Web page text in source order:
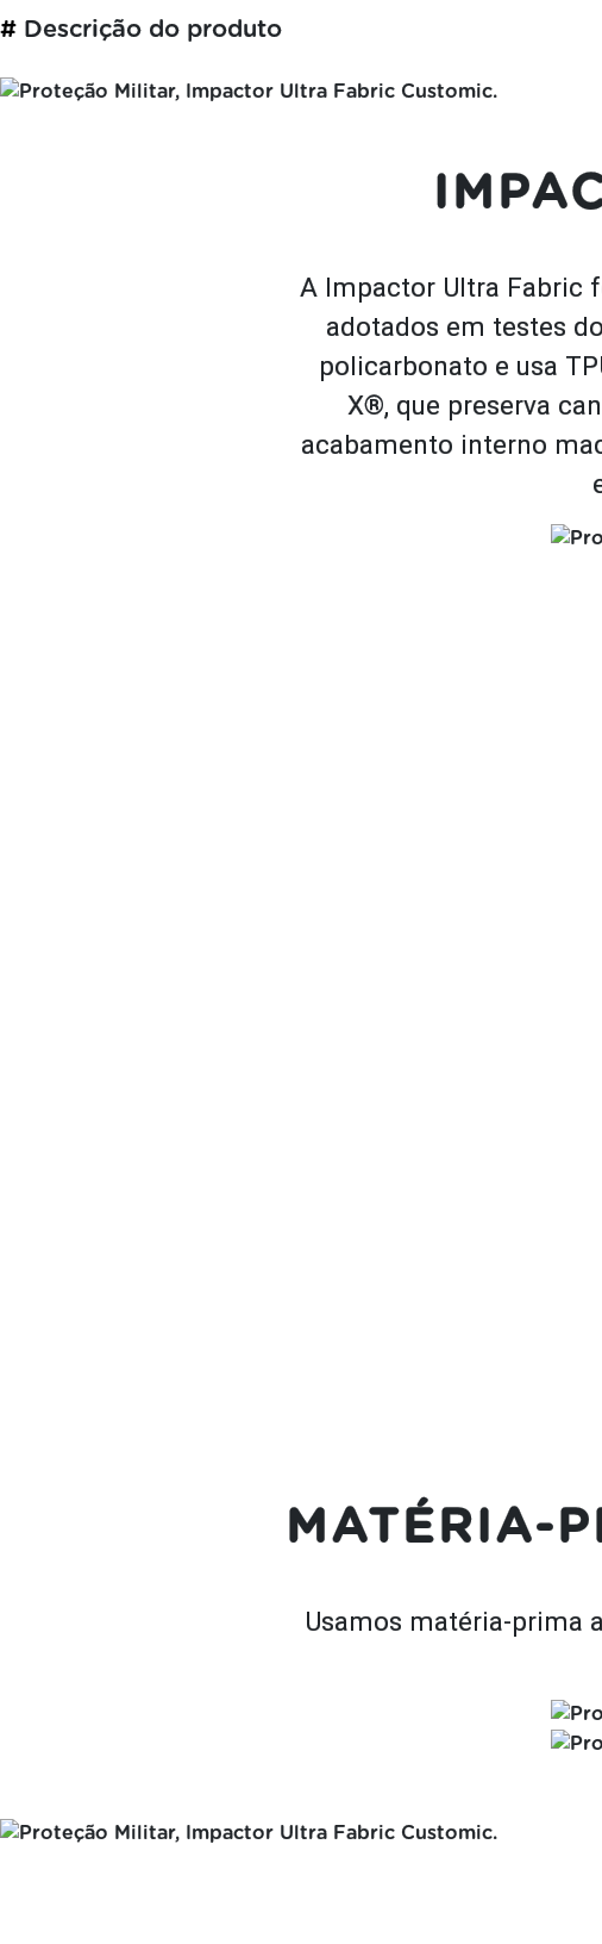
# Descrição do produto
A Impactor Ultra Fabric
adotados em testes
policarbonato e usa
X®, que preserva
acabamento interno
MATÉRIA-
Usamos matéria-prima